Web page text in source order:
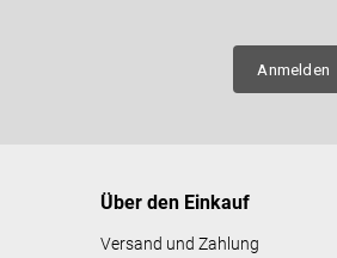
Anmelden
Über den Einkauf
Versand und Zahlung